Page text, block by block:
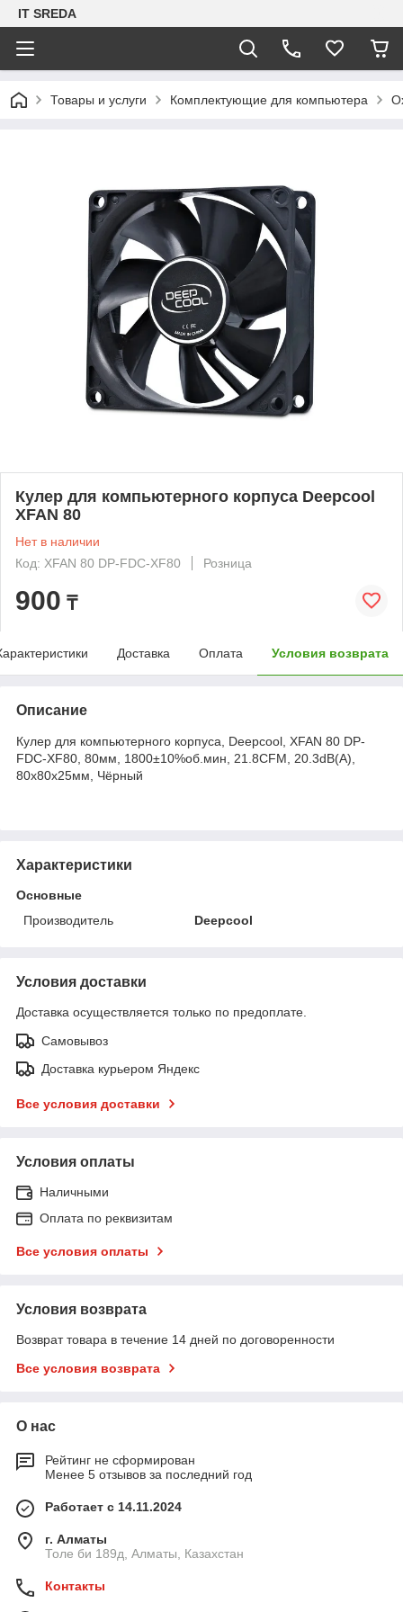
IT SREDA
Товары и услуги Комплектующие для компьютера
Кулер для компьютерного корпуса Deepcool
XFAN 80
Нет в наличии
Код: XFAN 80 DP-FDC-XF80
Розница
900 ₸
Доставка Оплата Условия возврата
Описание
Кулер для компьютерного корпуса, Deepcool, XFAN 80 DP-
FDC-XF80, 80мм, 1800±10%об.мин, 21.8CFM, 20.3dB(A),
80х80х25мм, Чёрный
Характеристики
Основные
Производитель
Deepcool
Условия доставки
Доставка осуществляется только по предоплате.
Самовывоз
Доставка курьером Яндекс
Все условия доставки
Условия оплаты
Наличными
Оплата по реквизитам
Все условия оплаты
Условия возврата
Возврат товара в течение 14 дней по договоренности
Все условия возврата
О нас
Рейтинг не сформирован
Менее 5 отзывов за последний год
Работает с 14.11.2024
г. Алматы
Толе би 189д, Алматы, Казахстан
Контакты